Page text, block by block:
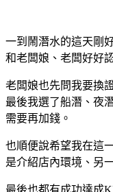
一到鬧潛水的這天剛
和老闆娘、老闆好好
老闆娘也先問我要換
最後我選了船潛、夜
需要再加錢。
也順便說希望我在這
是介紹店內環境、另
最後也都有成功達成